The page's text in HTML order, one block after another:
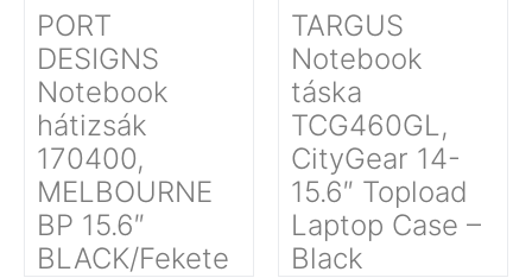
PORT
DESIGNS
Notebook
hátizsák
170400,
MELBOURNE
BP 15.6″
BLACK/Fekete
TARGUS
Notebook
táska
TCG460GL,
CityGear 14-
15.6″ Topload
Laptop Case –
Black